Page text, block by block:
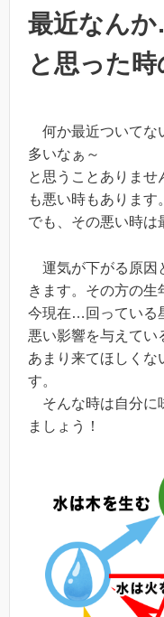
最近なん
と思った
何か最近ついてな
多いなぁ～
と思うことありま
も悪い時もあります。
でも、その悪い時は
運気が下がる原因
きます。その方の生
今現在…回っている
悪い影響を与えてい
あまり来てほしくな
す。
そんな時は自分に
ましょう！